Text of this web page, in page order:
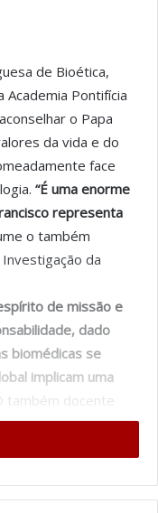
de Bioética,
Academia Pontifícia
o Papa
da vida e do
face
“É uma enorme
representa
o também
da
de missão e
dado
biomédicas se
implicam uma
também docente
do Porto
valores que